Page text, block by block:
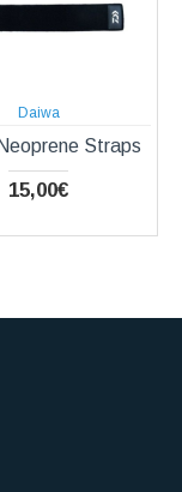
Daiwa
Straps
15,00€